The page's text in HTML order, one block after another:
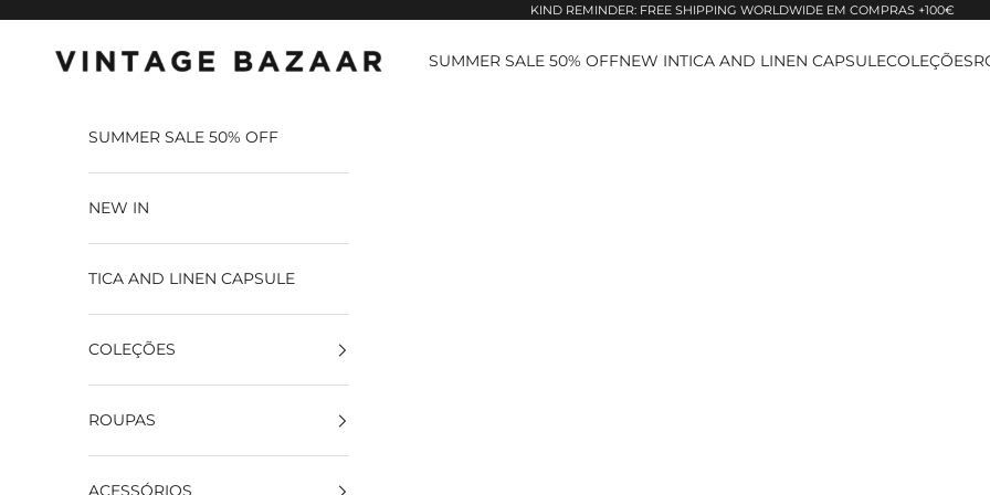
KIND REMINDER: FREE SHIPPING WORLDWIDE EM COMPRAS +100€
Vintage Bazaar SUMMER SALE 50% OFFNEW INTICA AND LINEN CAPSULECOLEÇÕES
SUMMER SALE 50% OFF
NEW IN
TICA AND LINEN CAPSULE
COLEÇÕES
ROUPAS
ACESSÓRIOS